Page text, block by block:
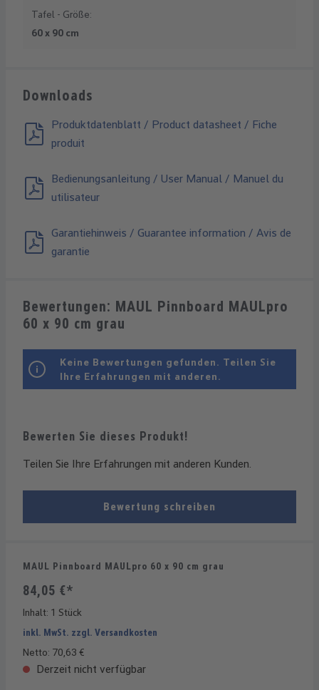
Tafel - Größe:
60 x 90 cm
Downloads
Produktdatenblatt / Product datasheet / Fiche
produit
Bedienungsanleitung / User Manual / Manuel du
utilisateur
Garantiehinweis / Guarantee information / Avis de
garantie
Bewertungen: MAUL Pinnboard MAULpro
60 x 90 cm grau
Bewerten Sie dieses Produkt!
Teilen Sie Ihre Erfahrungen mit anderen Kunden.
Bewertung schreiben
Keine Bewertungen gefunden. Teilen Sie
Ihre Erfahrungen mit anderen.
MAUL Pinnboard MAULpro 60 x 90 cm grau
84,05 €*
Inhalt: 1 Stück
inkl. MwSt. zzgl. Versandkosten
Netto: 70,63 €
Derzeit nicht verfügbar